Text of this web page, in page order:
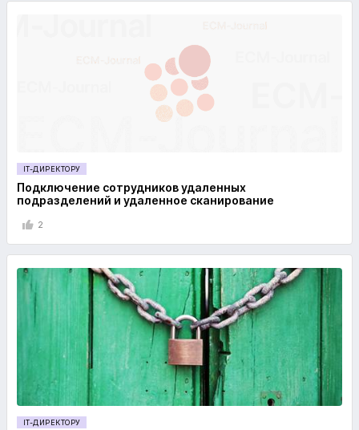
IT-ДИРЕКТОРУ
Подключение сотрудников удаленных
подразделений и удаленное сканирование
2
IT-ДИРЕКТОРУ